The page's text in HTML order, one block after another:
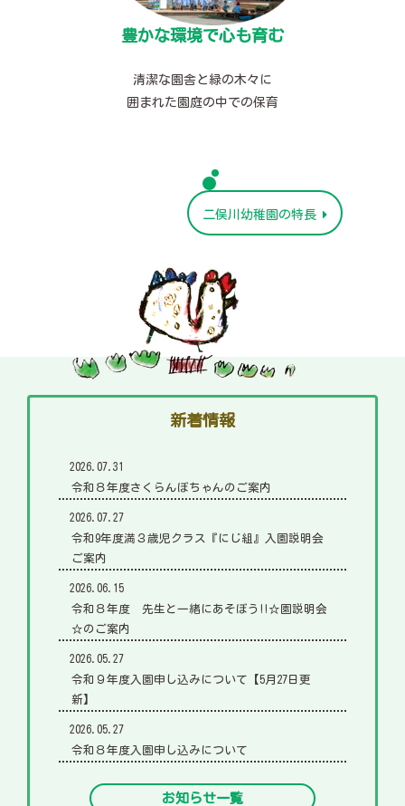
豊かな環境で心も育む
清潔な園舎と緑の木々に
囲まれた園庭の中での保育
二俣川幼稚園の特長
新着情報
2026.07.31
令和８年度さくらんぼちゃんのご案内
2026.07.27
令和9年度満３歳児クラス『にじ組』入園説明会
ご案内
2026.06.15
令和８年度 先生と一緒にあそぼう!!☆園説明会
☆のご案内
2026.05.27
令和９年度入園申し込みについて【5月27日更
新】
2026.05.27
令和８年度入園申し込みについて
お知らせ一覧